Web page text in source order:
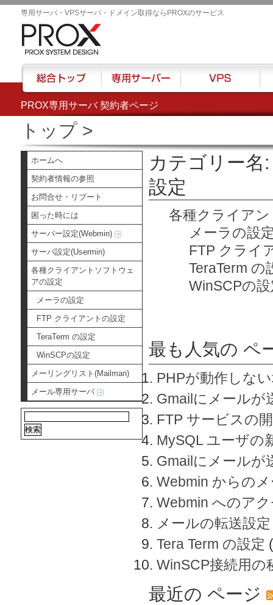
PROX専用サーバ 契約者ページ
専用サーバ・VPSサーバ・ドメイン取得ならPROXのサービス
トップ>
ホームへ
契約者情報の参照
お問合せ・リブート
困った時には
サーバー設定(Webmin)
サーバ設定(Usermin)
各種クライアントソフトウェ
アの設定
メーラの設定
FTP クライアントの設定
TeraTerm の設定
WinSCPの設定
メーリングリスト(Mailman)
メール専用サーバ
カテゴリー
設定
各種クライア
メーラの設
FTP クライ
TeraTerm の
WinSCPの
最も人気の ペ
PHPが動作しな
Gmailにメールが
FTP サービスの
MySQL ユーザの
Gmailにメールが
Webmin からの
Webmin へのア
メールの転送設定
Tera Term の設定
WinSCP接続用の
最近の ページ
総合トップ 専用サーバー VPS ハ